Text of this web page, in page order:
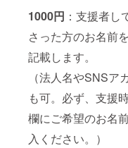
1000円 ：支援者し
さった方のお名前
記載します。
（法人名やSNSア
も可。必ず、支援
欄にご希望のお名
入ください。）